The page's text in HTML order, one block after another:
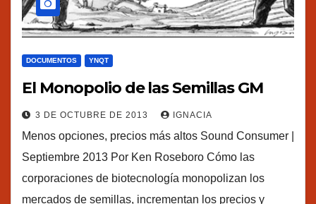
DOCUMENTOS YNQT
El Monopolio de las Semillas GM
3 DE OCTUBRE DE 2013 IGNACIA
Menos opciones, precios más altos Sound Consumer |
Septiembre 2013 Por Ken Roseboro Cómo las
corporaciones de biotecnología monopolizan los
mercados de semillas, incrementan los precios y